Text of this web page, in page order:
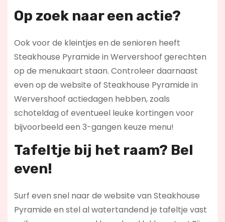
Op zoek naar een actie?
Ook voor de kleintjes en de senioren heeft
Steakhouse Pyramide in Wervershoof gerechten
op de menukaart staan. Controleer daarnaast
even op de website of Steakhouse Pyramide in
Wervershoof actiedagen hebben, zoals
schoteldag of eventueel leuke kortingen voor
bijvoorbeeld een 3-gangen keuze menu!
Tafeltje bij het raam? Bel
even!
Surf even snel naar de website van Steakhouse
Pyramide en stel al watertandend je tafeltje vast